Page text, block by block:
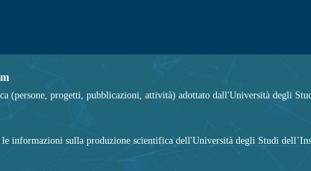
(persone, progetti, pubblicazioni, attività) adottato dall'Università degli
le informazioni sulla produzione scientifica dell'Università degli Studi